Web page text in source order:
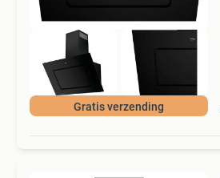
Gratis verzending